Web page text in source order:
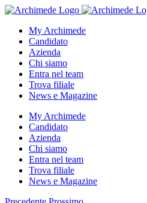
Salta
contenutoMy Archimede
Candidato
Azienda
Chi siamo
Entra nel team
Trova filiale
News e Magazine
My Archimede
Candidato
Azienda
Chi siamo
Entra nel team
Trova filiale
News e Magazine